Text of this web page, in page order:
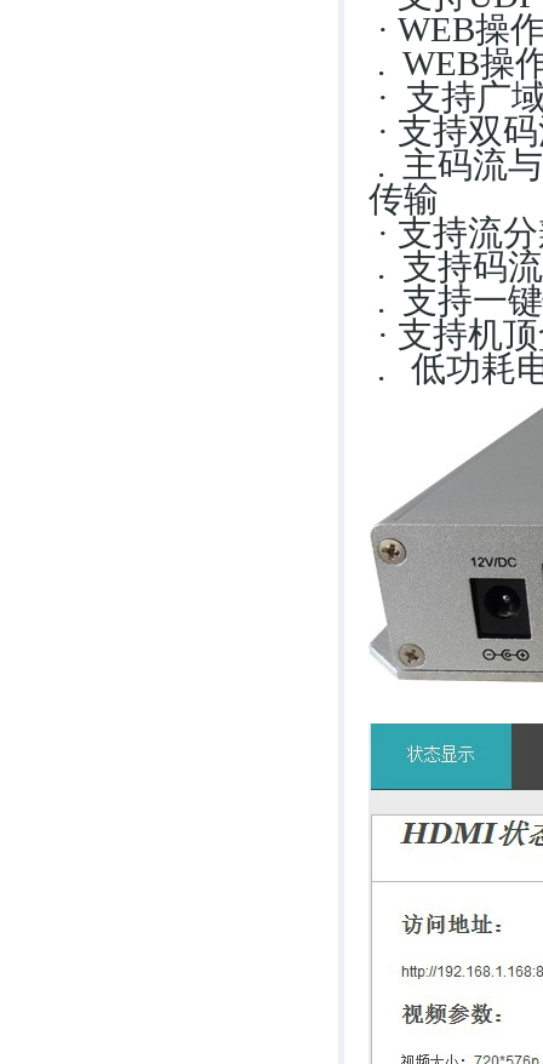
· WEB操
. WEB操
· 支持广
· 支持双
. 主码流
传输
· 支持流
. 支持码
. 支持一
· 支持机
. 低功耗